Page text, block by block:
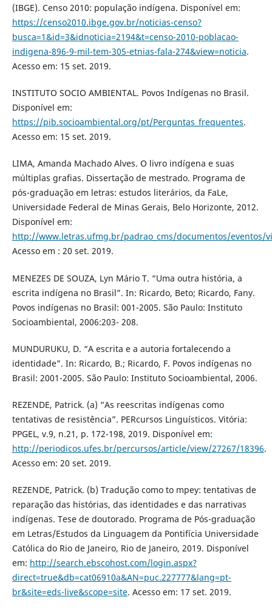
(IBGE). Censo 2010: população indígena. Disponível em:
https://censo2010.ibge.gov.br/noticias-censo?
busca=1&id=3&idnoticia=2194&t=censo-2010-poblacao-
indigena-896-9-mil-tem-305-etnias-fala-274&view=noticia.
Acesso em: 15 set. 2019.
INSTITUTO SOCIO AMBIENTAL. Povos Indígenas no Brasil.
Disponível em:
https://pib.socioambiental.org/pt/Perguntas_frequentes.
Acesso em: 15 set. 2019.
LIMA, Amanda Machado Alves. O livro indígena e suas
múltiplas grafias. Dissertação de mestrado. Programa de
pós-graduação em letras: estudos literários, da FaLe,
Universidade Federal de Minas Gerais, Belo Horizonte, 2012.
Disponível em:
http://www.letras.ufmg.br/padrao_cms/documentos/eventos/
Acesso em : 20 set. 2019.
MENEZES DE SOUZA, Lyn Mário T. “Uma outra história, a
escrita indígena no Brasil”. In: Ricardo, Beto; Ricardo, Fany.
Povos indígenas no Brasil: 001-2005. São Paulo: Instituto
Socioambiental, 2006:203- 208.
MUNDURUKU, D. “A escrita e a autoria fortalecendo a
identidade”. In: Ricardo, B.; Ricardo, F. Povos indígenas no
Brasil: 2001-2005. São Paulo: Instituto Socioambiental, 2006.
REZENDE, Patrick. (a) “As reescritas indígenas como
tentativas de resistência”. PERcursos Linguísticos. Vitória:
PPGEL, v.9, n.21, p. 172-198, 2019. Disponível em:
http://periodicos.ufes.br/percursos/article/view/27267/18396.
Acesso em: 20 set. 2019.
REZENDE, Patrick. (b) Tradução como to mpey: tentativas de
reparação das histórias, das identidades e das narrativas
indígenas. Tese de doutorado. Programa de Pós-graduação
em Letras/Estudos da Linguagem da Pontifícia Universidade
Católica do Rio de Janeiro, Rio de Janeiro, 2019. Disponível
em: http://search.ebscohost.com/login.aspx?
direct=true&db=cat06910a&AN=puc.227777&lang=pt-
br&site=eds-live&scope=site. Acesso em: 17 set. 2019.